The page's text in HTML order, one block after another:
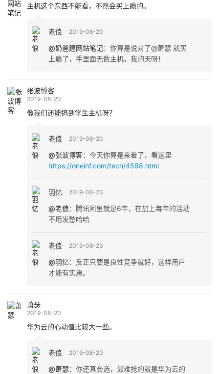
主机这个东西不能看，不然会买上瘾的。
老俍 2019-08-20
@奶爸建网站笔记： 你算是说对了@萧瑟 就买
上瘾了，手里面无数主机，我的天呀！
张波博客
2019-08-20
像我们还能搞到学生主机呀？
老俍 2019-08-20
@张波博客： 今天你算是来着了，看这里
https://oneinf.com/tech/4598.html
羽忆 2019-08-23
@老俍：
腾讯阿里就是6年，在加上每年的活动
不用发愁哈哈
老俍 2019-08-23
@羽忆：
反正只要是良性竞争就好，这样用户
才能有实惠。
萧瑟
2019-08-20
华为云的心动值比较大一些。
老俍 2019-08-20
@萧瑟： 你还真会选，最难抢的就是华为云的